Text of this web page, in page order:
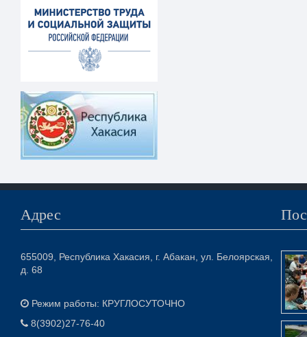
Адрес
655009, Республика Хакасия, г. Абакан, ул. Белоярская,
д. 68
Режим работы: КРУГЛОСУТОЧНО
8(3902)27-76-40